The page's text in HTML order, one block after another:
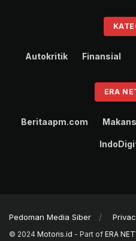
Autokritik Finansial
ERA
Beritaapm.com
Pedoman Media Siber
© 2024 Motoris.id - Part of ERA